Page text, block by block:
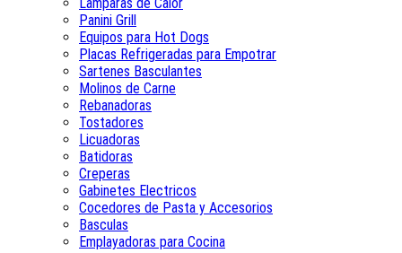
Panini Grill
Equipos para Hot Dogs
Placas Refrigeradas para Empotrar
Sartenes Basculantes
Molinos de Carne
Rebanadoras
Tostadores
Licuadoras
Batidoras
Creperas
Gabinetes Electricos
Cocedores de Pasta y Accesorios
Basculas
Emplayadoras para Cocina